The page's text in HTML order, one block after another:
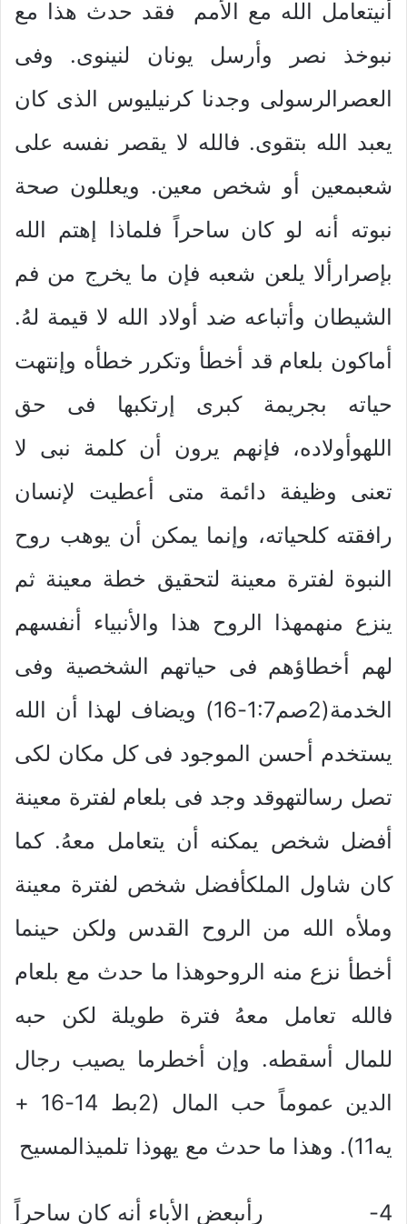
أنيتعامل الله مع الأمم فقد حدث هذا مع
نبوخذ نصر وأرسل يونان لنينوى. وفى
العصرالرسولى وجدنا كرنيليوس الذى كان
يعبد الله بتقوى. فالله لا يقصر نفسه على
شعبمعين أو شخص معين. ويعللون صحة
نبوته أنه لو كان ساحراً فلماذا إهتم الله
بإصرارألا يلعن شعبه فإن ما يخرج من فم
الشيطان وأتباعه ضد أولاد الله لا قيمة لهُ.
أماكون بلعام قد أخطأ وتكرر خطأه وإنتهت
حياته بجريمة كبرى إرتكبها فى حق
اللهوأولاده، فإنهم يرون أن كلمة نبى لا
تعنى وظيفة دائمة متى أعطيت لإنسان
رافقته كلحياته، وإنما يمكن أن يوهب روح
النبوة لفترة معينة لتحقيق خطة معينة ثم
ينزع منهمهذا الروح هذا والأنبياء أنفسهم
لهم أخطاؤهم فى حياتهم الشخصية وفى
الخدمة(2صم1:7-16) ويضاف لهذا أن الله
يستخدم أحسن الموجود فى كل مكان لكى
تصل رسالتهوقد وجد فى بلعام لفترة معينة
أفضل شخص يمكنه أن يتعامل معهُ. كما
كان شاول الملكأفضل شخص لفترة معينة
وملأه الله من الروح القدس ولكن حينما
أخطأ نزع منه الروحوهذا ما حدث مع بلعام
فالله تعامل معهُ فترة طويلة لكن حبه
للمال أسقطه. وإن أخطرما يصيب رجال
الدين عموماً حب المال (2بط 14-16 +
يه11). وهذا ما حدث مع يهوذا تلميذالمسيح
4- رأىبعض الأباء أنه كان ساحراً